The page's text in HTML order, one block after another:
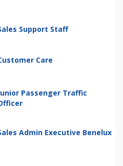
Support Staff
Care
Passenger Traffic
Admin Executive Benelux